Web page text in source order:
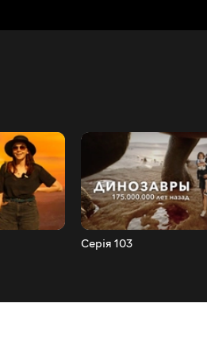
Серія 103